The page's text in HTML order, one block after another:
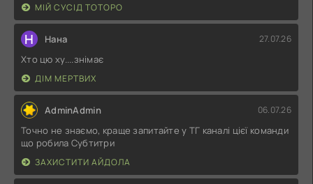
МІЙ СУСІД ТОТОРО
Н Нана 27.07.26
Хто цю ху....знімає
ДІМ МЕРТВИХ
AdminAdmin 06.07.26
Точно не знаємо, краще запитайте у ТГ каналі цієї команди
що робила Субтитри
ЗАХИСТИТИ АЙДОЛА